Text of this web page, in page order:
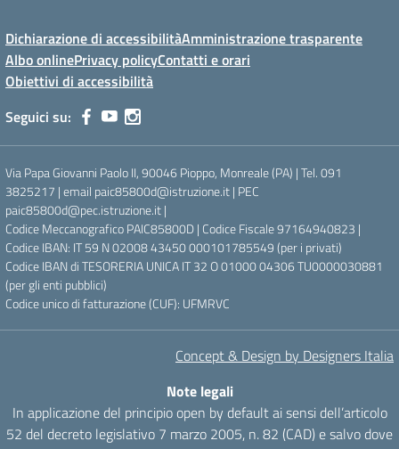
Dichiarazione di accessibilitàAmministrazione trasparente
Albo onlinePrivacy policyContatti e orari
Obiettivi di accessibilità
Seguici su:
Via Papa Giovanni Paolo II, 90046 Pioppo, Monreale (PA) | Tel. 091
3825217 | email paic85800d@istruzione.it | PEC
paic85800d@pec.istruzione.it |
Codice Meccanografico PAIC85800D | Codice Fiscale 97164940823 |
Codice IBAN: IT 59 N 02008 43450 000101785549 (per i privati)
Codice IBAN di TESORERIA UNICA IT 32 O 01000 04306 TU0000030881
(per gli enti pubblici)
Codice unico di fatturazione (CUF): UFMRVC
Concept & Design by Designers Italia
Note legali
In applicazione del principio open by default ai sensi dell’articolo
52 del decreto legislativo 7 marzo 2005, n. 82 (CAD) e salvo dove